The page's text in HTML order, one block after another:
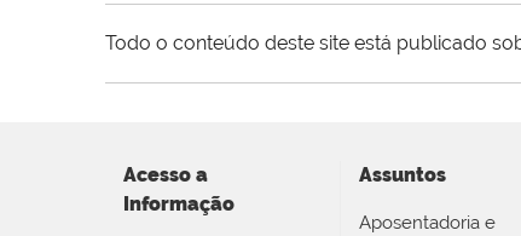
Todo o conteúdo deste site está publicado
Acesso a
Informação
Assuntos
Aposentadoria e